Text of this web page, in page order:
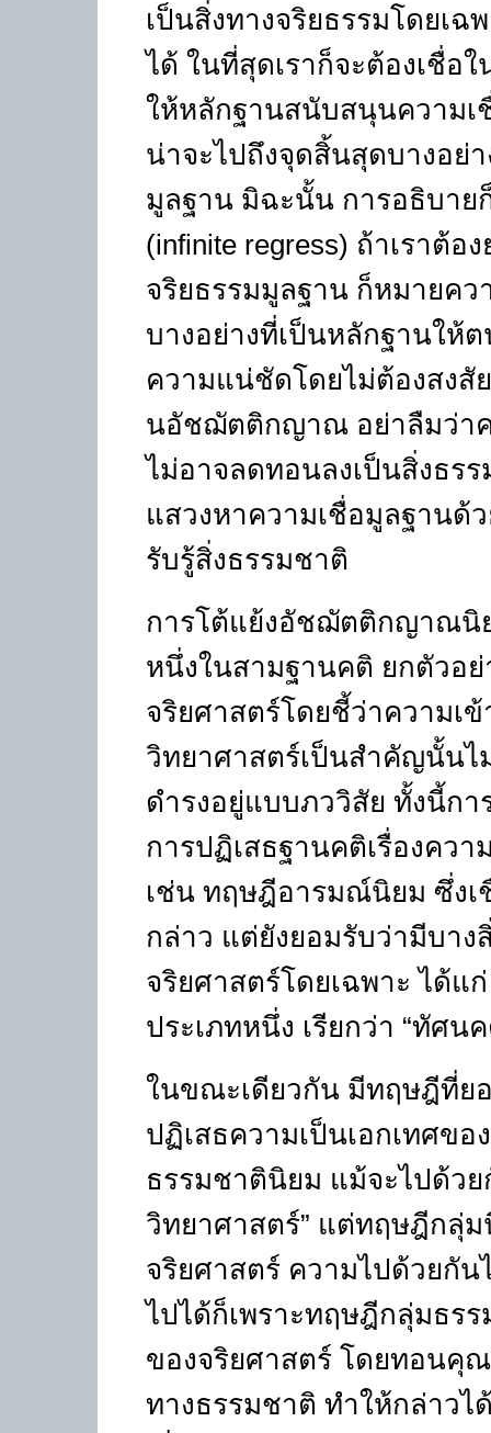
เป็นสิ่งทางจริยธรรมโดยเ
ได้ ในที่สุดเราก็จะต้องเชื่อ
ให้หลักฐานสนับสนุนความเ
น่าจะไปถึงจุดสิ้นสุดบางอย่
มูลฐาน มิฉะนั้น การอธิบาย
(infinite regress) ถ้าเราต้อ
จริยธรรมมูลฐาน ก็หมายคว
บางอย่างที่เป็นหลักฐานให้
ความแน่ชัดโดยไม่ต้องสงสั
นอัชฌัตติกญาณ อย่าลืมว่าค
ไม่อาจลดทอนลงเป็นสิ่งธร
แสวงหาความเชื่อมูลฐานด้
รับรู้สิ่งธรรมชาติ
การโต้แย้งอัชฌัตติกญาณนิ
หนึ่งในสามฐานคติ ยกตัวอย่
จริยศาสตร์โดยชี้ว่าความเ
วิทยาศาสตร์เป็นสำคัญนั้น
ดำรงอยู่แบบภววิสัย ทั้งนี้ก
การปฏิเสธฐานคติเรื่องควา
เช่น ทฤษฎีอารมณ์นิยม ซึ่งเ
กล่าว แต่ยังยอมรับว่ามีบา
จริยศาสตร์โดยเฉพาะ ได้แ
ประเภทหนึ่ง เรียกว่า “ทัศนค
ในขณะเดียวกัน มีทฤษฎีที่ย
ปฏิเสธความเป็นเอกเทศข
ธรรมชาตินิยม แม้จะไปด้ว
วิทยาศาสตร์” แต่ทฤษฎีกลุ่ม
จริยศาสตร์ ความไปด้วยกั
ไปได้ก็เพราะทฤษฎีกลุ่มธร
ของจริยศาสตร์ โดยทอนคุ
ทางธรรมชาติ ทำให้กล่าวไ